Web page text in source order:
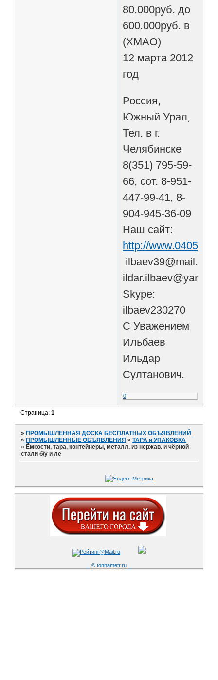
80.000руб. до
600.000руб. в
(ХМАО)
12 марта 2012
год
Россия,
Южный Урал,
Тел. в г.
Челябинске
8(351) 795-59-
66, сот. 8-951-
447-99-41, 8-
904-945-36-09
Наш сайт:
http://
ilbaev39@mail.ru,
Skype:
ilbaev230270
С Уважением
Ильбаев
Ильдар
Султанович.
0
Страница:1
» ПРОМЫШЛЕННАЯ ДОСКА БЕСПЛАТНЫХ ОБЪЯВЛЕНИЙ
» ПРОМЫШЛЕННЫЕ ОБЪЯВЛЕНИЯ »ТАРА и УПАКОВКА
» Ёмкости, тара, контейнеры, металл. из нержав. и чёрной
стали б/у и ле
© tonnametr.ru